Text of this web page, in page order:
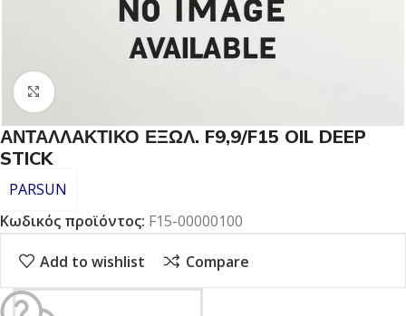
Click to enlarge
ΑΝΤΑΛΛΑΚΤΙΚΟ ΕΞΩΛ. F9,9/F15 OIL DEEP
STICK
PARSUN
Κωδικός προϊόντος: F15-00000100
Add to wishlist Compare